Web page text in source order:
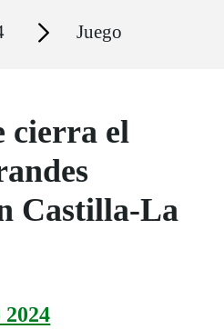
Secciones Juego
cierra el
Castilla-La
2024